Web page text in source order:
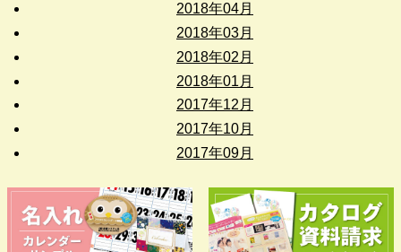
2018年04月
2018年03月
2018年02月
2018年01月
2017年12月
2017年10月
2017年09月